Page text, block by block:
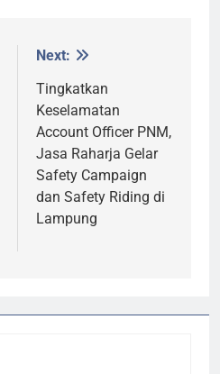
Next:
Tingkatkan
Keselamatan
Account Officer PNM,
Jasa Raharja Gelar
Safety Campaign
dan Safety Riding di
Lampung